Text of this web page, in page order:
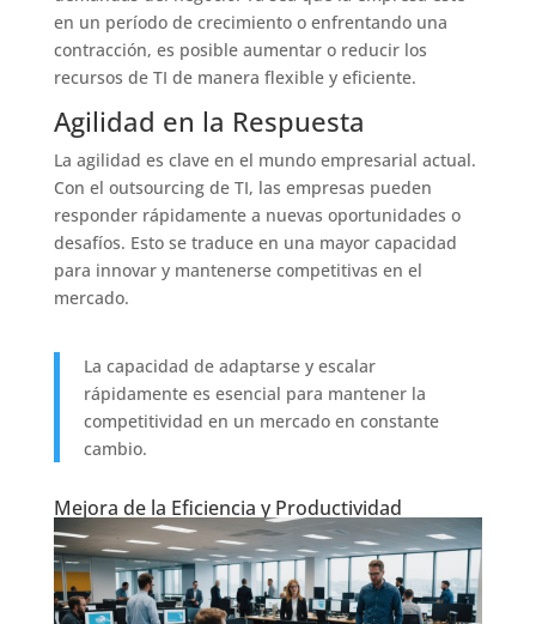
en un período de crecimiento o enfrentando una
contracción, es posible aumentar o reducir los
recursos de TI de manera flexible y eficiente.
Agilidad en la Respuesta
La agilidad es clave en el mundo empresarial actual.
Con el outsourcing de TI, las empresas pueden
responder rápidamente a nuevas oportunidades o
desafíos. Esto se traduce en una mayor capacidad
para innovar y mantenerse competitivas en el
mercado.
La capacidad de adaptarse y escalar
rápidamente es esencial para mantener la
competitividad en un mercado en constante
cambio.
Mejora de la Eficiencia y Productividad